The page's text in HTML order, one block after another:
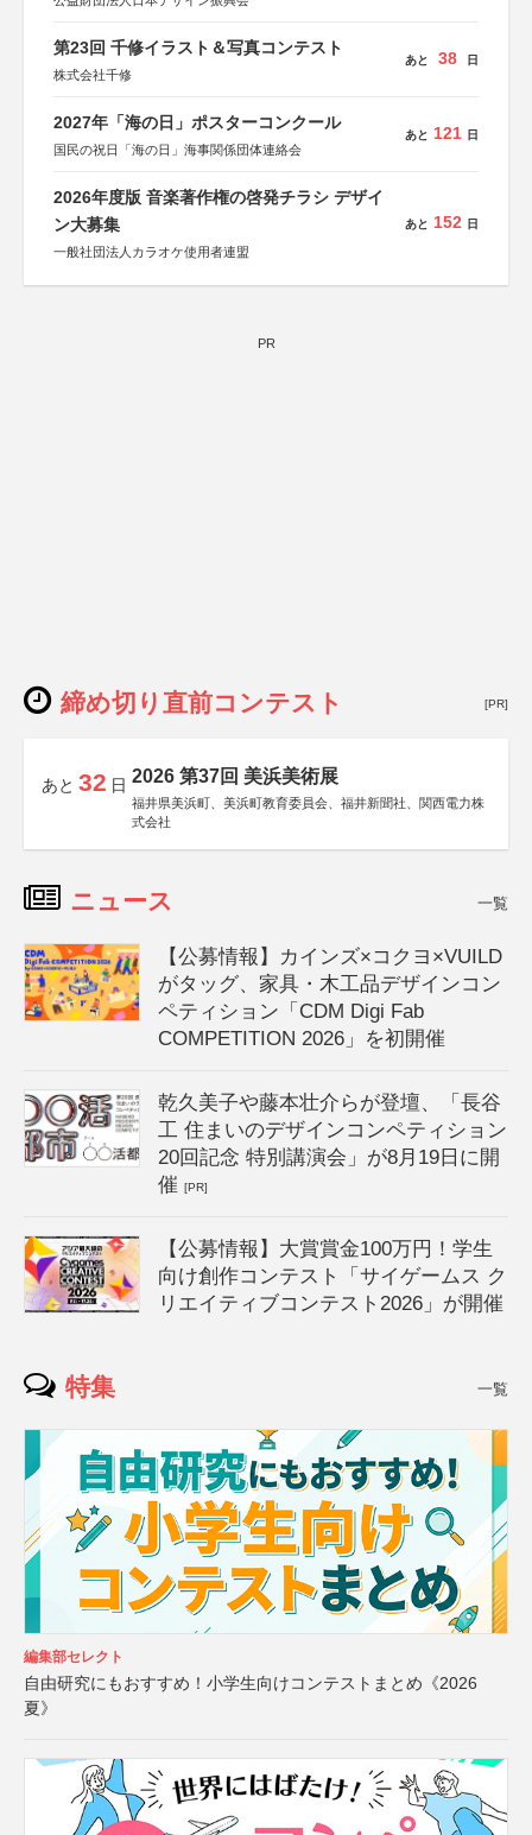
第23回 千修イラスト＆写真コンテスト
株式会社千修
あと 38 日
2027年「海の日」ポスターコンクール
国民の祝日「海の日」海事関係団体連絡会
あと 121 日
2026年度版 音楽著作権の啓発チラシ デザイ
ン大募集
一般社団法人カラオケ使用者連盟
あと 152 日
PR
締め切り直前コンテスト [PR]
あと 32 日 2026 第37回 美浜美術展
福井県美浜町、美浜町教育委員会、福井新聞社、関西電力株
式会社
ニュース 一覧
【公募情報】カインズ×コクヨ×VUILD
がタッグ、家具・木工品デザインコン
ペティション「CDM Digi Fab
COMPETITION 2026」を初開催
乾久美子や藤本壮介らが登壇、「長谷
工 住まいのデザインコンペティション
20回記念 特別講演会」が8月19日に開
催[PR]
【公募情報】大賞賞金100万円！学生
向け創作コンテスト「サイゲームス ク
リエイティブコンテスト2026」が開催
特集 一覧
編集部セレクト
自由研究にもおすすめ！小学生向けコンテストまとめ《2026
夏》